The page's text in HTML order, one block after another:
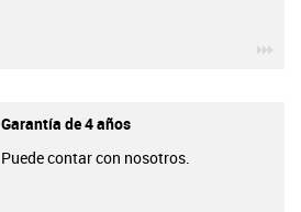
Garantía de 4 años
Puede contar con nosotros.